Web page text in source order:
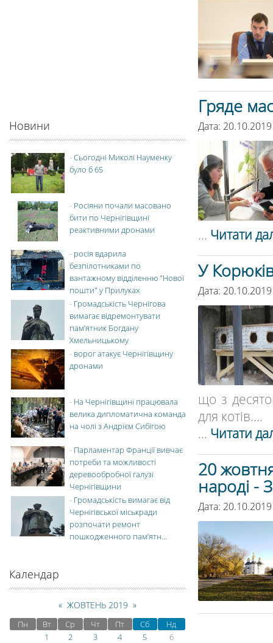
Гряде
Дата:
... Читати
У
Дата:
що з
для котів....
... Читати
20
народі -
Дата:
Новини
-Сьогодні Миколі Науменку
було б 65
- Росіяни почали масовано
бити по Чернігівщині
реактивними дронами
- росія вдарила
безпілотниками по
вантажному відділенню "Нової
пошти" у Прилуках
- Громадськість Чернігова
вимагає відремонтувати
пам’ятник Богдану
Хмельницькому
- ворог атакує Чернігівщину
дронами
- На Чернігівщині працювала
велика дипломатична команда
на чолі з Андрієм Сибігою
- Парламентар Франції вивчає
потреби та можливості
деревообробної галузі
Чернігівщини
- Громадськість вимагає від
Чернігівської міськради
розпочати ремонт
пошкодженного пам’ятн...
Календар
« ЖОВТЕНЬ 2019 »
Пн Вт Ср Чт Пт Сб
Нд
1
2 3 4 5
6